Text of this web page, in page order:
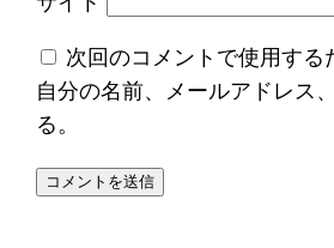
次回のコメントで使用する
自分の名前、メールアドレス
る。